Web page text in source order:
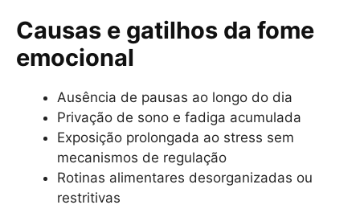
Causas e gatilhos da fome
emocional
Ausência de pausas ao longo do dia
Privação de sono e fadiga acumulada
Exposição prolongada ao stress sem
mecanismos de regulação
Rotinas alimentares desorganizadas ou
restritivas